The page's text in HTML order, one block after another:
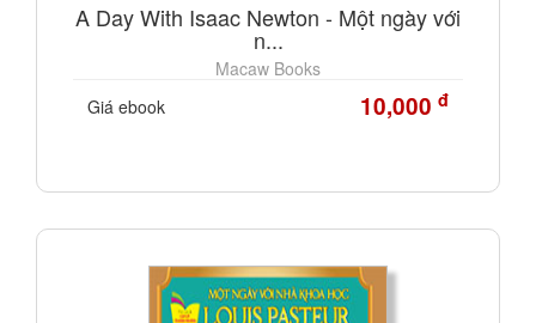
A Day With Isaac Newton - Một ngày với
n...
Macaw Books
Giá ebook
10,000 đ